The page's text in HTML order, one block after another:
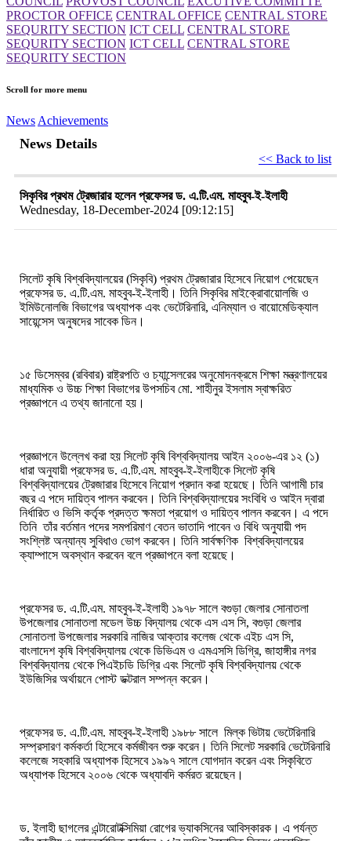
PROCTOR OFFICE CENTRAL OFFICE CENTRAL STORE
SEQURITY SECTION ICT CELL CENTRAL STORE
SEQURITY SECTION ICT CELL CENTRAL STORE
SEQURITY SECTION
Scroll for more menu
News Achievements
News Details
<< Back to list
সিকৃবির প্রথম ট্রেজারার হলেন প্রফেসর ড. এ.টি.এম. মাহবুব-ই-ইলাহী
Wednesday, 18-December-2024 [09:12:15]
সিলেট কৃষি বিশ্ববিদ্যালয়ের(সিকৃবি) প্রথম ট্রেজারার হিসেবে নিয়োগ পেয়েছেন
প্রফেসর ড. এ.টি.এম. মাহবুব-ই-ইলাহী। তিনি সিকৃবির মাইক্রোবায়োলজি ও
ইমিউনোলজি বিভাগের অধ্যাপক এবং ভেটেরিনারি, এনিম্যাল ও বায়োমেডিক্যাল
সায়েন্সেস অনুষদের সাবেক ডিন।
১৫ ডিসেম্বর(রবিবার) রাষ্ট্রপতি ও চ্যান্সেলরের অনুমোদনক্রমে শিক্ষা মন্ত্রণালয়ের
মাধ্যমিক ও উচ্চ শিক্ষা বিভাগের উপসচিব মো. শাহীনুর ইসলাম স্বাক্ষরিত
প্রজ্ঞাপনে এ তথ্য জানানো হয়।
প্রজ্ঞাপনে উল্লেখ করা হয় সিলেট কৃষি বিশ্ববিদ্যালয় আইন ২০০৬-এর ১২ (১)
ধারা অনুযায়ী প্রফেসর ড. এ.টি.এম. মাহবুব-ই-ইলাহীকে সিলেট কৃষি
বিশ্ববিদ্যালয়ের ট্রেজারার হিসেবে নিয়োগ প্রদান করা হয়েছে। তিনি আগামী চার
বছর এ পদে দায়িত্ব পালন করবেন। তিনি বিশ্ববিদ্যালয়ের সংবিধি ও আইন দ্বারা
নির্ধারিত ও ভিসি কর্তৃক প্রদত্ত ক্ষমতা প্রয়োগ ও দায়িত্ব পালন করবেন। এ পদে
তিনি তাঁর বর্তমান পদের সমপরিমাণ বেতন ভাতাদি পাবেন ও বিধি অনুযায়ী পদ
সংশ্লিষ্ট অন্যান্য সুবিধাও ভোগ করবেন। তিনি সার্বক্ষণিক বিশ্ববিদ্যালয়ের
ক্যাম্পাসে অবস্থান করবেন বলে প্রজ্ঞাপনে বলা হয়েছে।
প্রফেসর ড. এ.টি.এম. মাহবুব-ই-ইলাহী ১৯৭৮ সালে বগুড়া জেলার সোনাতলা
উপজেলার সোনাতলা মডেল উচ্চ বিদ্যালয় থেকে এস এস সি, বগুড়া জেলার
সোনাতলা উপজেলার সরকারি নাজির আক্তার কলেজ থেকে এইচ এস সি,
বাংলাদেশ কৃষি বিশ্ববিদ্যালয় থেকে ডিভিএম ও এমএসসি ডিগ্রি, জাহাঙ্গীর নগর
বিশ্ববিদ্যালয় থেকে পিএইচডি ডিগ্রি এবং সিলেট কৃষি বিশ্ববিদ্যালয় থেকে
ইউজিসির অর্থায়নে পোস্ট ডক্টরাল সম্পন্ন করেন।
প্রফেসর ড. এ.টি.এম. মাহবুব-ই-ইলাহী ১৯৮৮ সালে মিল্ক ভিটায় ভেটেরিনারি
সম্প্রসারণ কর্মকর্তা হিসেবে কর্মজীবন শুরু করেন। তিনি সিলেট সরকারি ভেটেরিনারি
কলেজে সহকারি অধ্যাপক হিসেবে ১৯৯৭ সালে যোগদান করেন এবং সিকৃবিতে
অধ্যাপক হিসেবে ২০০৬ থেকে অধ্যাবদি কর্মরত রয়েছেন।
ড. ইলাহী ছাগলের এন্টারোটক্সিমিয়া রোগের ভ্যাকসিনের আবিস্কারক। এ পর্যন্ত